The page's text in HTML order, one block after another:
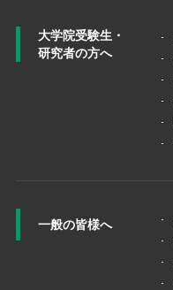
大学院受験生・
研究者の方へ
一般の皆様へ